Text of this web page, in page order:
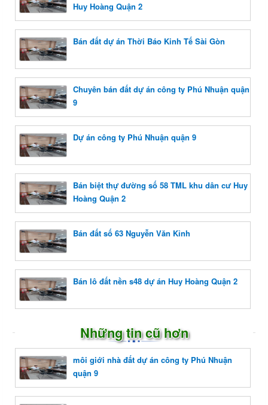
Huy Hoàng Quận 2
Bán đất dự án Thời Báo Kinh Tế Sài Gòn
Chuyên bán đất dự án công ty Phú Nhuận quận
9
Dự án công ty Phú Nhuận quận 9
Bán biệt thự đường số 58 TML khu dân cư Huy
Hoàng Quận 2
Bán đất số 63 Nguyễn Văn Kỉnh
Bán lô đất nền s48 dự án Huy Hoàng Quận 2
Những tin cũ hơn
môi giới nhà đất dự án công ty Phú Nhuận
quận 9